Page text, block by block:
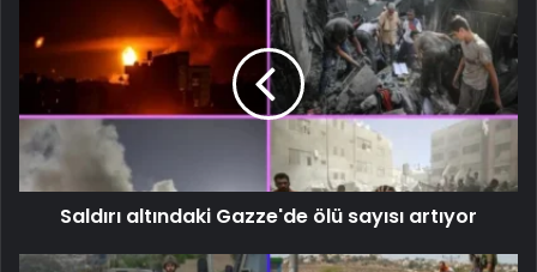
Saldırı altındaki Gazze'de ölü sayısı artıyor